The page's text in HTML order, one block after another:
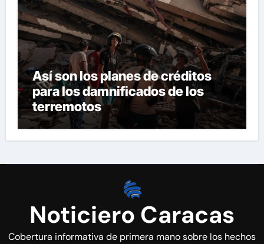
Así son los planes de créditos
para los damnificados de los
terremotos
Noticiero Caracas
Cobertura informativa de primera mano sobre los hechos